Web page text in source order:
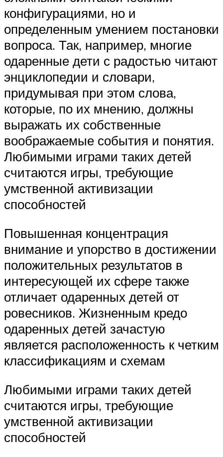
конфигурациями, но и
определенным умением постановки
вопроса. Так, например, многие
одаренные дети с радостью читают
энциклопедии и словари,
придумывая при этом слова,
которые, по их мнению, должны
выражать их собственные
воображаемые события и понятия.
Любимыми играми таких детей
считаются игры, требующие
умственной активизации
способностей
Повышенная концентрация
внимание и упорство в достижении
положительных результатов в
интересующей их сфере также
отличает одаренных детей от
ровесников. Жизненным кредо
одаренных детей зачастую
является расположенность к четким
классификациям и схемам
Любимыми играми таких детей
считаются игры, требующие
умственной активизации
способностей